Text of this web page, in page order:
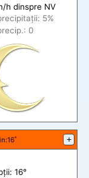
h dinspre NV
itații: 5%
0
:16˚ +
16°